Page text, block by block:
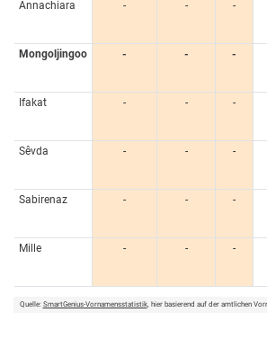
Annachiara
- - -
Mongoljingoo
- - -
Ifakat
- - -
Sêvda
- - -
Sabirenaz
- - -
Mille
- - -
Quelle: SmartGenius-Vornamensstatistik, hier basierend auf der amtlichen